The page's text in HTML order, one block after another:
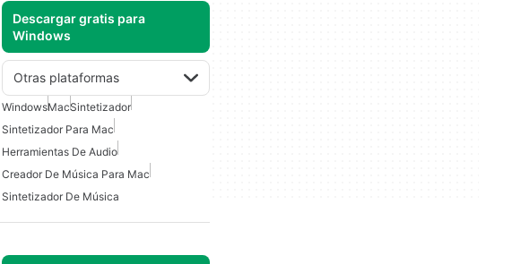
Descargar gratis para
Windows
Otras plataformas
WindowsMacSintetizador
Sintetizador Para Mac
Herramientas De Audio
Creador De Música Para Mac
Sintetizador De Música